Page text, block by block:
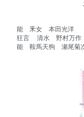
能　釆女　本田光洋
狂言　 清水　野村万作
能　鞍馬天狗　瀬尾菊